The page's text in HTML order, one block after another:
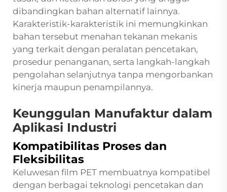
dibandingkan bahan alternatif lainnya.
Karakteristik-karakteristik ini memungkinkan
bahan tersebut menahan tekanan mekanis
yang terkait dengan peralatan pencetakan,
prosedur penanganan, serta langkah-langkah
pengolahan selanjutnya tanpa mengorbankan
kinerja maupun penampilannya.
Keunggulan Manufaktur dalam
Aplikasi Industri
Kompatibilitas Proses dan
Fleksibilitas
Keluwesan film PET membuatnya kompatibel
dengan berbagai teknologi pencetakan dan